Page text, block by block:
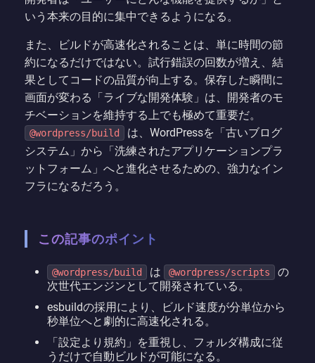
いう本来の目的に集中できるようになる。
また、ビルドが高速化されることは、単に時間の節
約になるだけではない。試行錯誤の回数が増え、結
果としてコードの品質が向上する。保存した瞬間に
画面が変わる「ライブな開発体験」は、開発者のモ
チベーションを維持する上でも極めて重要だ。
@wordpress/build
は、WordPressを「古いブログ
システム」から「洗練されたアプリケーションプラ
ットフォーム」へと進化させるための、強力なイン
フラになるだろう。
この記事のポイント
@wordpress/build は @wordpress/scripts
の
次世代エンジンとして開発されている。
esbuildの採用により、ビルド速度が分単位から
秒単位へと劇的に高速化される。
「設定より規約」を重視し、フォルダ構成に従
うだけで自動ビルドが可能になる。